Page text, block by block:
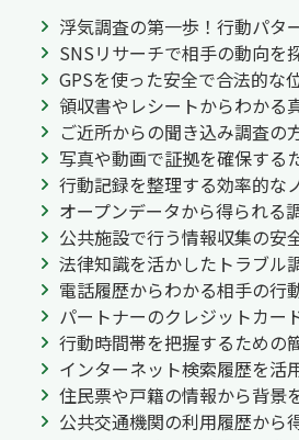
浮気調査の第一歩！行動パタ
SNSリサーチで相手の動向を
GPSを使った安全で合法的な
領収書やレシートからわかる
ご近所からの聞き込み調査の
写真や動画で証拠を確保する
行動記録を整理する効率的な
オープンデータから得られる
公共施設で行う情報収集の安
法律知識を活かしたトラブル
電話履歴からわかる相手の行
パートナーのクレジットカー
行動時間帯を把握するための
インターネット検索履歴を活
住民票や戸籍の情報から背景
公共交通機関の利用履歴から